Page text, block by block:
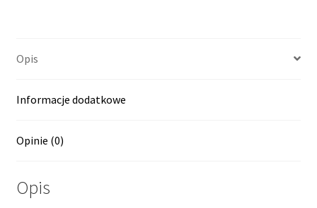
Opis
Informacje dodatkowe
Opinie (0)
Opis